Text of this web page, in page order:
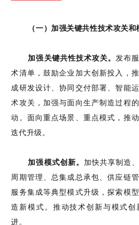
（一） 加强关键共性技术攻关和
加强关键共性技术攻关。发布
术清单，鼓励企业加大创新投入，
成研发设计、协同交付部署、智能
术攻关 ， 加强与面向生产制造过程
动 。 面向重点场景、重点模式， 推
迭代升级。
加强模式创新。 加快共享制造
周期管理、总集成总承包、供应链
服务集成等典型模式升级 ，探索模
造新模式。 推动技术创新与模式
进。